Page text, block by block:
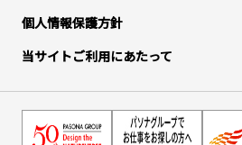
個人情報保護方針
当サイトご利用にあたって